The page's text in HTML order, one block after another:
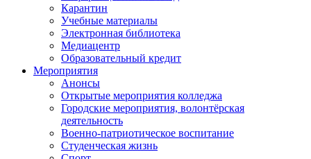
Карантин
Учебные материалы
Электронная библиотека
Медиацентр
Образовательный кредит
Мероприятия
Анонсы
Открытые мероприятия колледжа
Городские мероприятия, волонтёрская
деятельность
Военно-патриотическое воспитание
Студенческая жизнь